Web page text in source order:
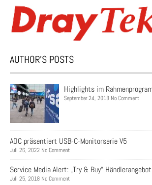
AUTHOR’S POSTS
Highlights im
September 24, 2018 No Comment
AOC präsentiert USB-C-Monitorserie V5
Juli 26, 2022 No Comment
Service Media Alert: „Try & Buy“
Juli 25, 2018 No Comment